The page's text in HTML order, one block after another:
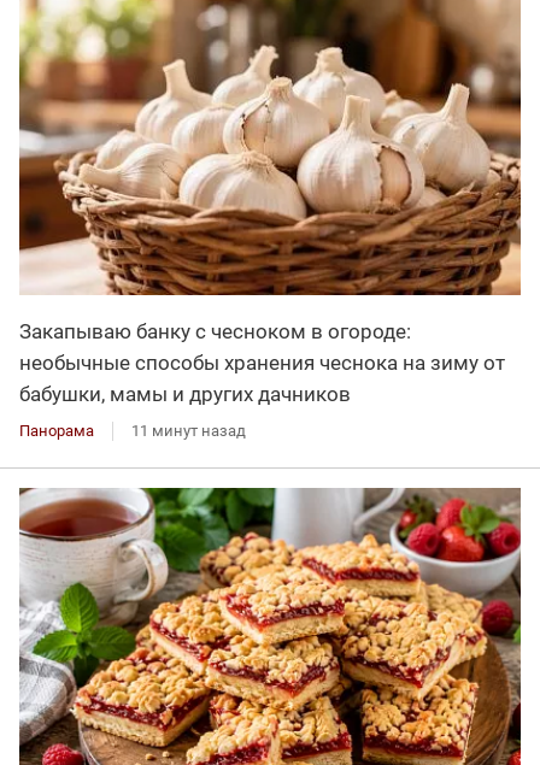
Закапываю банку с чесноком в огороде:
необычные способы хранения чеснока на зиму от
бабушки, мамы и других дачников
Панорама 11 минут назад